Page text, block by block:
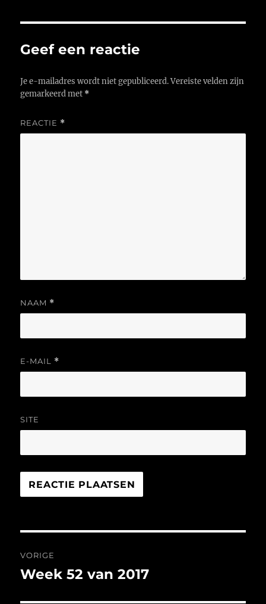
Geef een reactie
Je e-mailadres wordt niet gepubliceerd. Vereiste velden zijn
gemarkeerd met *
REACTIE *
NAAM *
E-MAIL *
SITE
navigatie
VORIGE
Vorig
Week 52 van 2017